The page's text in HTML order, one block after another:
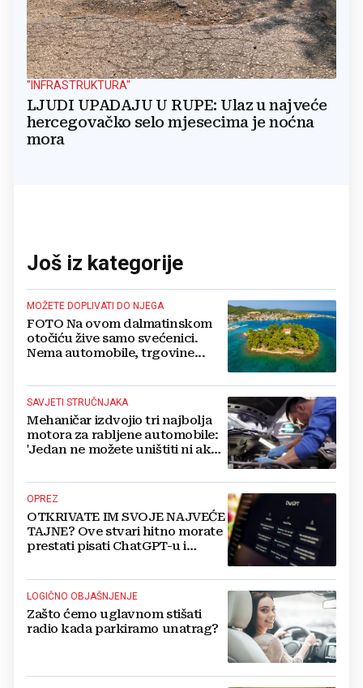
"INFRASTRUKTURA"
LJUDI UPADAJU U RUPE: Ulaz u najveće
hercegovačko selo mjesecima je noćna
mora
Još iz kategorije
MOŽETE DOPLIVATI DO NJEGA
FOTO Na ovom dalmatinskom
otočiću žive samo svećenici.
Nema automobile, trgovine...
SAVJETI STRUČNJAKA
Mehaničar izdvojio tri najbolja
motora za rabljene automobile:
'Jedan ne možete uništiti ni ako
OPREZ
OTKRIVATE IM SVOJE NAJVEĆE
TAJNE? Ove stvari hitno morate
prestati pisati ChatGPT-u i
LOGIČNO OBJAŠNJENJE
Zašto ćemo uglavnom stišati
radio kada parkiramo unatrag?